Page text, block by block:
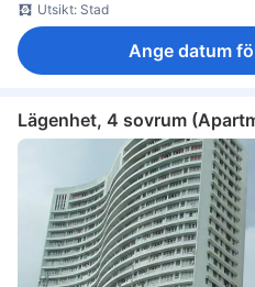
Utsikt: Stad
Ange datum
Lägenhet, 4 sovrum